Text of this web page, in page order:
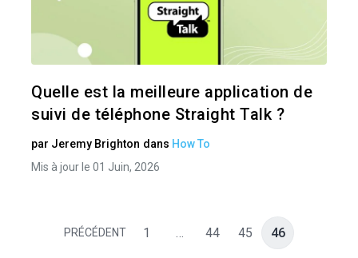
Quelle est la meilleure application de
suivi de téléphone Straight Talk ?
par Jeremy Brighton dans How To
Mis à jour le 01 Juin, 2026
PRÉCÉDENT 1 … 44 45 46